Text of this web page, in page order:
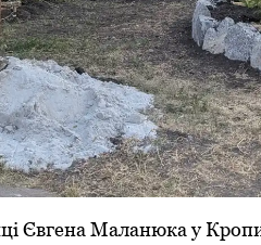
Євгена Маланюка у